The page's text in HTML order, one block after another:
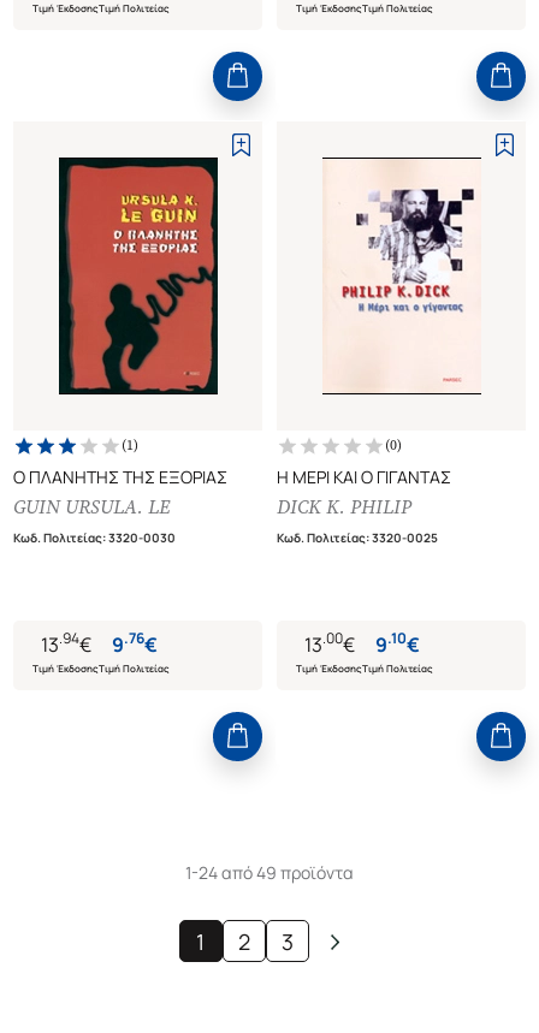
Τιμή ΈκδοσηςΤιμή Πολιτείας Τιμή ΈκδοσηςΤιμή Πολιτείας
(1)
Ο ΠΛΑΝΗΤΗΣ ΤΗΣ ΕΞΟΡΙΑΣ
GUIN URSULA. LE
Κωδ. Πολιτείας:3320-0030
13.94€
Τιμή Έκδοσης
9.76€
Τιμή Πολιτείας
(0)
Η ΜΕΡΙ ΚΑΙ Ο ΓΙΓΑΝΤΑΣ
DICK K. PHILIP
Κωδ. Πολιτείας:3320-0025
13.00€
Τιμή Έκδοσης
9.10€
Τιμή Πολιτείας
1-24 από 49 προϊόντα
1 2 3